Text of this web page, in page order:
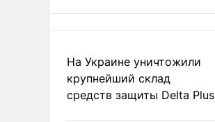
На Украине уничтожили
крупнейший склад
средств защиты Delta Plus